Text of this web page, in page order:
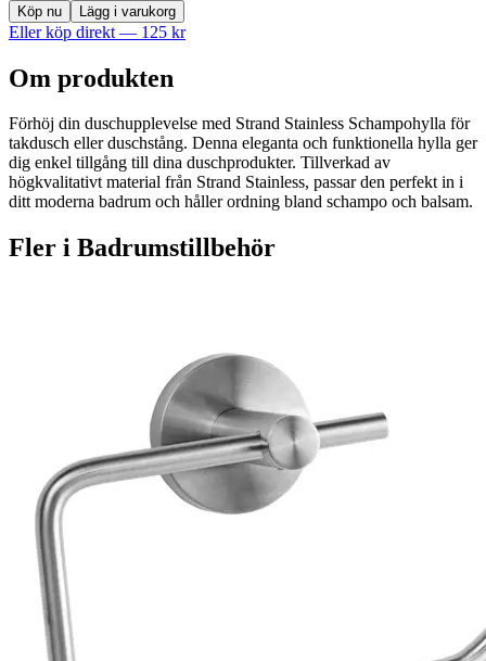
Köp nu Lägg i varukorg
Eller köp direkt — 125 kr
Om produkten
Förhöj din duschupplevelse med Strand Stainless Schampohylla för
takdusch eller duschstång. Denna eleganta och funktionella hylla ger
dig enkel tillgång till dina duschprodukter. Tillverkad av
högkvalitativt material från Strand Stainless, passar den perfekt in i
ditt moderna badrum och håller ordning bland schampo och balsam.
Fler i Badrumstillbehör